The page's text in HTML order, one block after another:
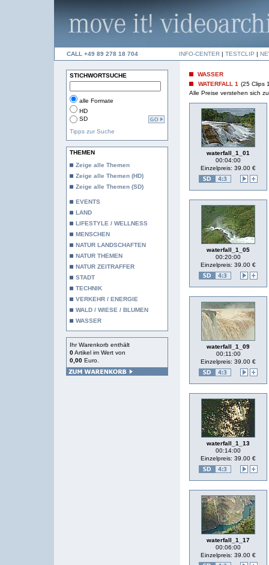
CALL +49 89 278 18 704 INFO-CENTER | TESTCLIP |
STICHWORTSUCHE
alle Formate
HD
SD
Tipps zur Suche
THEMEN
Zeige alle Themen
Zeige alle Themen (HD)
Zeige alle Themen (SD)
EVENTS
LAND
LIFESTYLE / WELLNESS
MENSCHEN
NATUR LANDSCHAFTEN
NATUR THEMEN
NATUR ZEITRAFFER
STADT
TECHNIK
VERKEHR / ENERGIE
WALD / WIESE / BLUMEN
WASSER
Ihr Warenkorb enthält
0Artikel im Wert von
0,00 Euro.
WASSER
WATERFALL 1 (25 Clips
Alle Preise verstehen sich
waterfall_1_01
00:04:00
Einzelpreis: 39.00 €
waterfall_1_05
00:20:00
Einzelpreis: 39.00 €
waterfall_1_09
00:11:00
Einzelpreis: 39.00 €
waterfall_1_13
00:14:00
Einzelpreis: 39.00 €
waterfall_1_17
00:06:00
Einzelpreis: 39.00 €